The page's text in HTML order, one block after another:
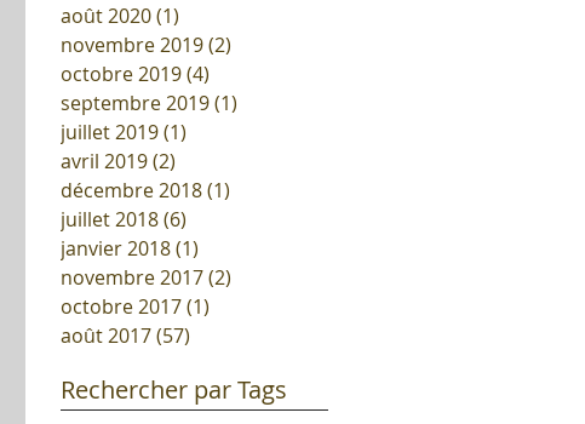
août 2020(1)
novembre 2019(2)
octobre 2019(4)
septembre 2019(1)
juillet 2019(1)
avril 2019(2)
décembre 2018(1)
juillet 2018(6)
janvier 2018(1)
novembre 2017(2)
octobre 2017(1)
août 2017(57)
Rechercher par Tags